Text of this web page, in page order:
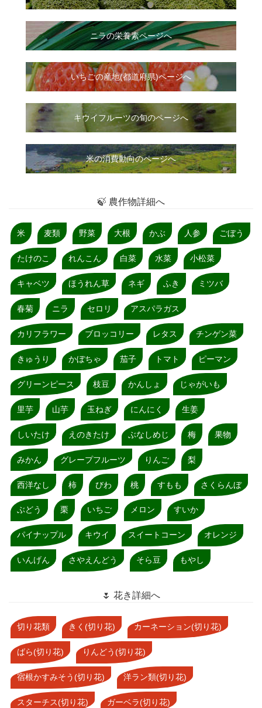
ニラの栄養素ページへ
いちごの産地(都道府県)ページへ
キウイフルーツの旬のページへ
米の消費動向のページへ
🍃 農作物詳細へ
米 麦類 野菜 大根 かぶ 人参 ごぼう
たけのこ れんこん 白菜 水菜 小松菜
キャベツ ほうれん草 ネギ ふき ミツバ
春菊 ニラ セロリ アスパラガス
カリフラワー ブロッコリー レタス チンゲン菜
きゅうり かぼちゃ 茄子 トマト ピーマン
グリーンピース 枝豆 かんしょ じゃがいも
里芋 山芋 玉ねぎ にんにく 生姜
しいたけ えのきたけ ぶなしめじ 梅 果物
みかん グレープフルーツ りんご 梨
西洋なし 柿 びわ 桃 すもも さくらんぼ
ぶどう 栗 いちご メロン すいか
パイナップル キウイ スイートコーン オレンジ
いんげん さやえんどう そら豆 もやし
🌷 花き詳細へ
切り花類 きく(切り花) カーネーション(切り花)
ばら(切り花) りんどう(切り花)
宿根かすみそう(切り花) 洋ラン類(切り花)
スターチス(切り花) ガーベラ(切り花)